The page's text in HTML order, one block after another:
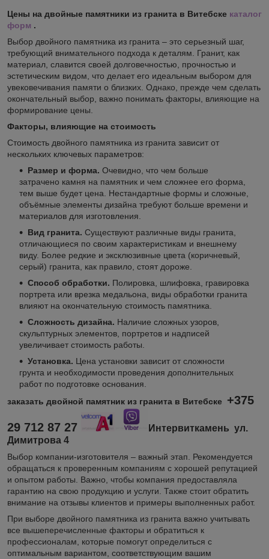
Цены на двойные памятники из гранита в Витебске каталог
форм .
Выбор двойного памятника из гранита – это серьезный шаг,
требующий внимательного подхода к деталям. Гранит, как
материал, славится своей долговечностью, прочностью и
эстетическим видом, что делает его идеальным выбором для
увековечивания памяти о близких. Однако, прежде чем сделать
окончательный выбор, важно понимать факторы, влияющие на
формирование цены.
Факторы, влияющие на стоимость
Стоимость двойного памятника из гранита зависит от
нескольких ключевых параметров:
Размер и форма. Очевидно, что чем больше
затрачено камня на памятник и чем сложнее его форма,
тем выше будет цена. Нестандартные формы и сложные,
объёмные элементы дизайна требуют больше времени и
материалов для изготовления.
Вид гранита. Существуют различные виды гранита,
отличающиеся по своим характеристикам и внешнему
виду. Более редкие и эксклюзивные цвета (коричневый,
серый) гранита, как правило, стоят дороже.
Способ обработки. Полировка, шлифовка, гравировка
портрета или врезка медальона, виды обработки гранита
влияют на окончательную стоимость памятника.
Сложность дизайна. Наличие сложных узоров,
скульптурных элементов, портретов и надписей
увеличивает стоимость работы.
Установка. Цена установки зависит от сложности
грунта и необходимости проведения дополнительных
работ по подготовке основания.
заказать двойной памятник из гранита в Витебске +375
29 712 87 27
Интервиткамень ул.
Димитрова 4
Выбор компании-изготовителя – важный этап. Рекомендуется
обращаться к проверенным компаниям с хорошей репутацией
и опытом работы. Важно, чтобы компания предоставляла
гарантию на свою продукцию и услуги. Также стоит обратить
внимание на отзывы клиентов и примеры выполненных работ.
При выборе двойного памятника из гранита важно учитывать
все вышеперечисленные факторы и обратиться к
профессионалам, которые помогут определиться с
оптимальным вариантом, соответствующим вашим